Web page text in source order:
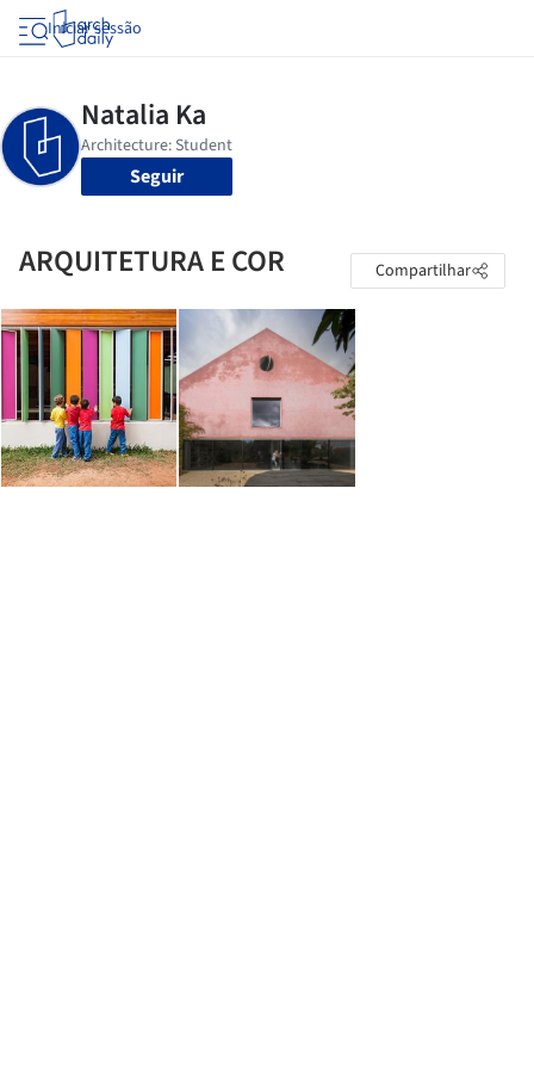
Iniciar sessão
Seguir
ARQUITETURA E COR Compartilhar